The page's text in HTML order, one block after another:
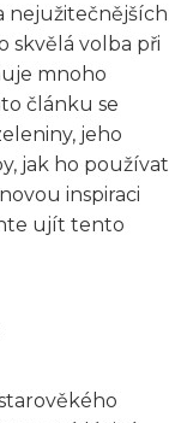
nejužitečnějších
skvělá volba při
mnoho
článku se
jeho
jak ho používat
inspiraci
ujít tento